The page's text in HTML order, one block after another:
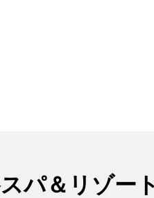
パ＆リゾー